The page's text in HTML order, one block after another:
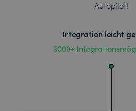
Autopilot!
Integration leicht
9000+